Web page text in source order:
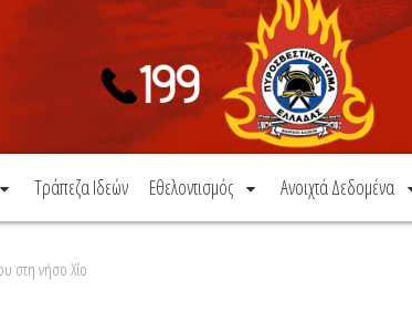
Τράπεζα Ιδεών Εθελοντισμός Ανοιχτά Δεδομένα
στη νήσο Χίο